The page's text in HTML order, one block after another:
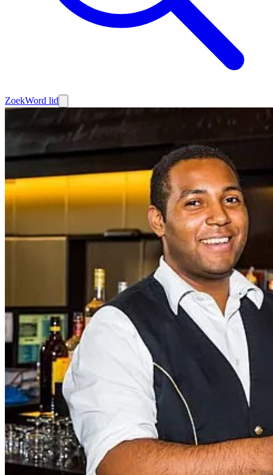
ZoekWord lid